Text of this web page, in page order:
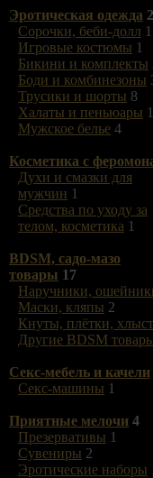
Эротическая одежда
Сорочки, беби-долл 1
Игровые костюмы 1
Бикини и комплекты
Боди и комбинезоны
Трусики и шорты 8
Халаты и пеньюары 1
Мужское белье 4
Косметика с
Духи и смазки для
мужчин 1
Средства по уходу за
телом, косметика 1
BDSM, садо-мазо
товары 17
Наручники,
Маски, кляпы 2
Кнуты, плётки,
Другие BDSM
Секс-мебель и качели
Секс-машины 1
Приятные мелочи 4
Презервативы 1
Сувениры 2
Эротические наборы